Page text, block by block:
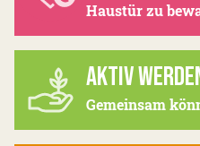
Haustür zu
AKTIV
Gemeinsam